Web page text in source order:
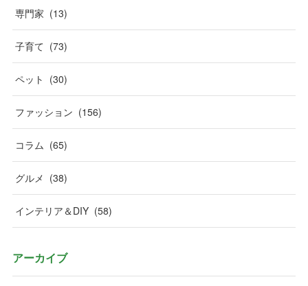
専門家 (13)
子育て (73)
ペット (30)
ファッション (156)
コラム (65)
グルメ (38)
インテリア＆DIY (58)
アーカイブ